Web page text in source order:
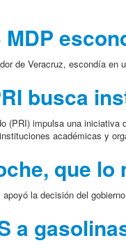
de Veracruz, escondía
busca
(PRI) impulsa una
académicas y
que
la decisión del
a